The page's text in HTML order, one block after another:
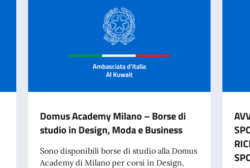
Domus Academy Milano – Borse di
studio in Design, Moda e Business
Sono disponibili borse di studio alla Domus
Academy di Milano per corsi in Design,